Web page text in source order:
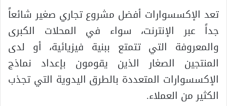
تعد الإكسسوارات أفضل مشروع تجاري صغير شائعاً
جداً عبر الإنترنت، سواء في المحلات الكبرى
والمعروفة التي تتمتع ببنية فيزيائية، أو لدى
المنتجين الصغار الذين يقومون بإعداد نماذج
الإكسسوارات المتعددة بالطرق اليدوية التي تجذب
الكثير من العملاء.